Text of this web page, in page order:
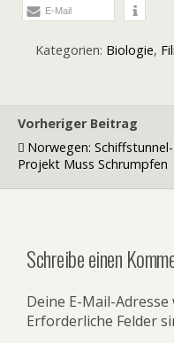
E-Mail
Kategorien: Biologie,
Vorheriger Beitrag
Norwegen: Schiffstunnel-
Projekt Muss Schrumpfen
Schreibe einen
Deine E-Mail-
Erforderliche Felder